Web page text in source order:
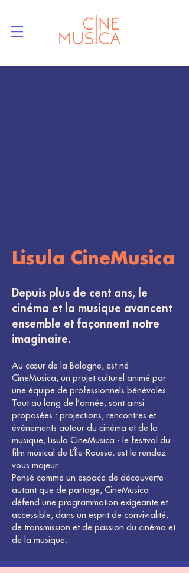
Lisula CineMusica
Depuis plus de cent ans, le
cinéma et la musique avancent
ensemble et façonnent notre
imaginaire.
Au cœur de la Balagne, est né
CineMusica, un projet culturel animé par
une équipe de professionnels bénévoles.
Tout au long de l’année, sont ainsi
proposées : projections, rencontres et
événements autour du cinéma et de la
musique, Lisula CineMusica - le festival du
film musical de L’Île-Rousse, est le rendez-
vous majeur.
Pensé comme un espace de découverte
autant que de partage, CineMusica
défend une programmation exigeante et
accessible, dans un esprit de convivialité,
de transmission et de passion du cinéma et
de la musique.